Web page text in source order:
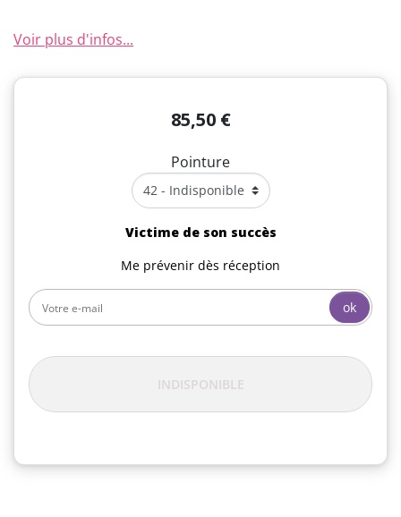
Voir plus d'infos...
85,50 €
Pointure
Victime de son succès
Me prévenir dès réception
ok
INDISPONIBLE